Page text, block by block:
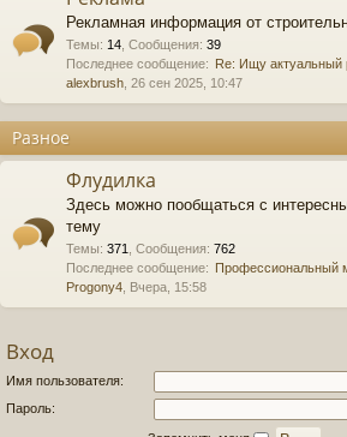
Рекламная информация от
Темы: 14 Сообщения: 39
Последнее сообщение: Re: Ищу актуальный
alexbrush , 26 сен 2025, 10:47
Разное
Флудилка
Здесь можно пообщаться с
тему
Темы: 371 Сообщения: 762
Последнее сообщение: Профессиональный
Progony4 , Вчера, 15:58
Вход
Имя пользователя:
Пароль: